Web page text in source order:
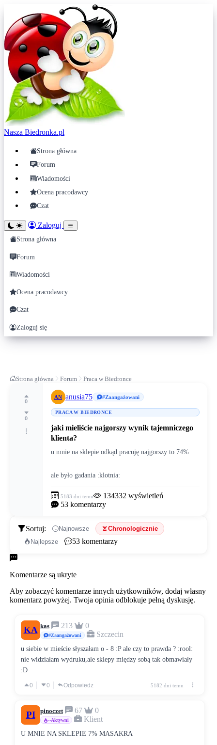
Nasza Biedronka.pl
Strona główna
Forum
Wiadomości
Ocena pracodawcy
Czat
Zaloguj
Strona główna
Forum
Wiadomości
Ocena pracodawcy
Czat
Zaloguj się
Strona główna Forum Praca w Biedronce
0
0
AN anusia75 #Zaangażowani
PRACA W BIEDRONCE
jaki mieliście najgorszy wynik tajemniczego
klienta?
u mnie na sklepie odkąd pracuję najgorszy to 74%
ale było gadania :klotnia:
5183 dni temu 134332 wyświetleń
53 komentarzy
Sortuj: Najnowsze
Chronologicznie
Najlepsze
53 komentarzy
Komentarze
Komentarze są ukryte
Aby zobaczyć komentarze innych użytkowników, dodaj własny
komentarz powyżej. Twoja opinia odblokuje pełną dyskusję.
KA kas 213 0
#Zaangażowani Szczecin
u siebie w mieście słyszałam o - 8 :P ale czy to prawda ? :rool:
nie widziałam wydruku,ale sklepy między sobą tak obmawiały
:D
0 0 Odpowiedz 5182 dni temu
PI pinoczet 67 0
~Aktywni Klient
U MNIE NA SKLEPIE 7% MASAKRA